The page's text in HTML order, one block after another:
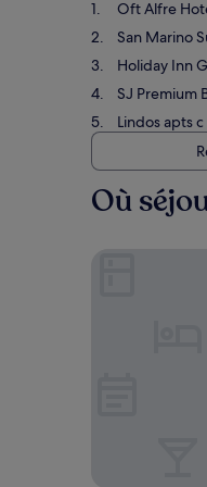
Oft Alfre
San Marino
Holiday Inn
SJ Premium
Lindos apts
Où